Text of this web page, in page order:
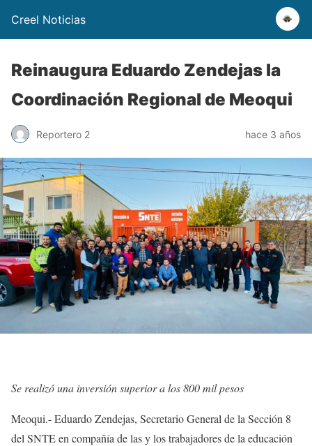
Creel Noticias
Reinaugura Eduardo Zendejas la
Coordinación Regional de Meoqui
Reportero 2 hace 3 años
Se realizó una inversión superior a los 800 mil pesos
Meoqui.- Eduardo Zendejas, Secretario General de la Sección 8
del SNTE en compañía de las y los trabajadores de la educación